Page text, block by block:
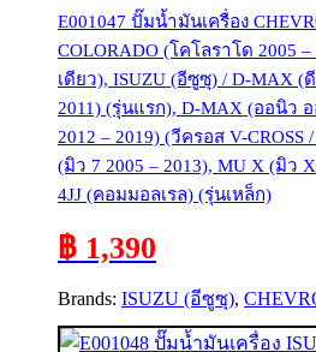
E001047 ปั๊มน้ำมันเครื่อง
COLORADO (โคโลราโด 2005
เดียว), ISUZU (อีซูซุ) / D-MAX
2011) (รุ่นแรก), D-MAX (ออนิว
2012 – 2019) (วีครอส V-CROSS
(มิว 7 2005 – 2013), MU X (มิว
4JJ (คอมมอลเรล) (รุ่นเหล็ก)
฿ 1,390
Brands: ISUZU (อีซูซุ),